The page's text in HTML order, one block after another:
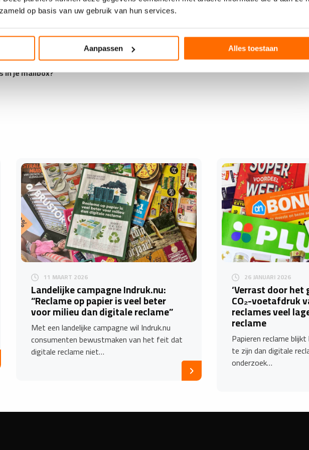
op basis van uw gebruik van hun services.
Aanpassen Alles toestaan
in je mailbox?
11 MAART 2026
Landelijke campagne Indruk.nu:
“Reclame op papier is veel beter
voor milieu dan digitale reclame”
Met een landelijke campagne wil Indruk.nu
consumenten bewustmaken van het feit dat
digitale reclame niet…
26 JANUARI 2026
‘Verrast door het
CO₂-voetafdruk
reclames veel
reclame
Papieren reclame
te zijn dan digitale
onderzoek…